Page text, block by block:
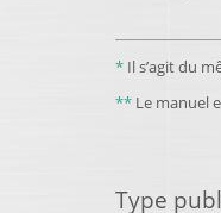
* Il s’agit du
** Le manuel
Type